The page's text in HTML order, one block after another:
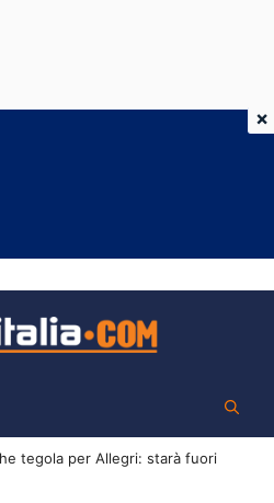
tegola per Allegri: starà fuori
×